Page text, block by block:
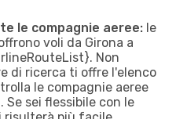
le compagnie aeree: le
voli da Girona a
Non
di ricerca ti offre l'elenco
le compagnie aeree
sei flessibile con le